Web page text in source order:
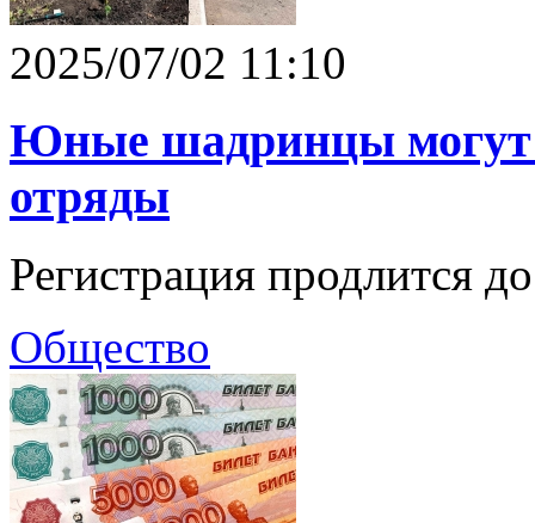
2025/07/02 11:10
Юные шадринцы могут
отряды
Регистрация продлится
Общество